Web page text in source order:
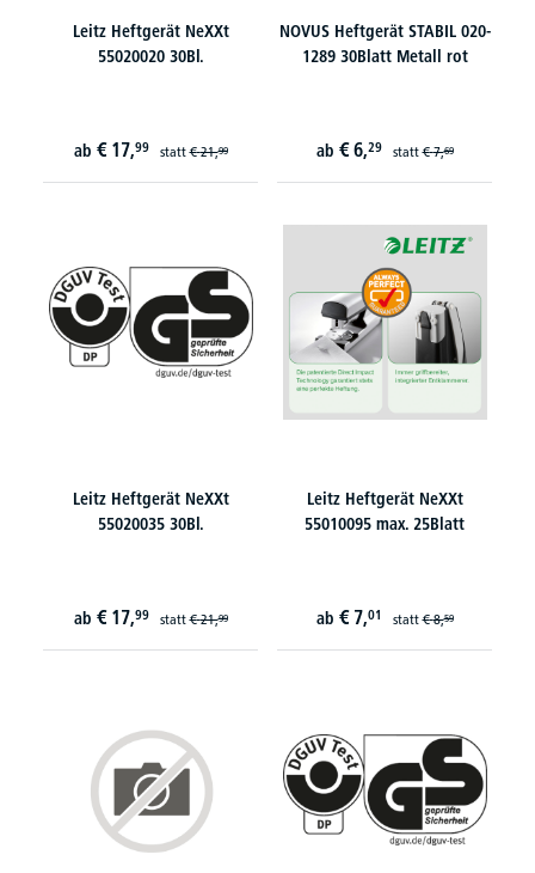
Leitz Heftgerät NeXXt
55020020 30Bl.
ab € 17,99 statt€ 21,99
NOVUS Heftgerät STABIL 020-
1289 30Blatt Metall rot
ab € 6,29 statt€ 7,69
Leitz Heftgerät NeXXt
55020035 30Bl.
ab € 17,99 statt€ 21,99
Leitz Heftgerät NeXXt
55010095 max. 25Blatt
ab € 7,01 statt€ 8,59